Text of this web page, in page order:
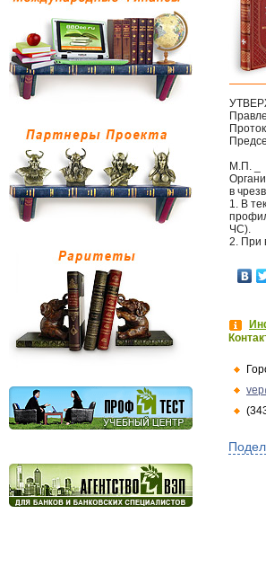
М.П. _
в
1. В
ЧС).
2. При